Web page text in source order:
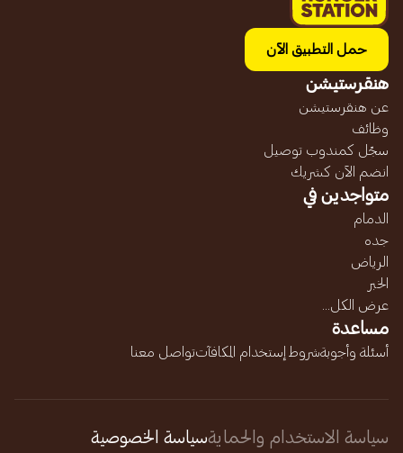
حمل التطبيق الآن
هنقرستيشن
عن هنقرستيشن
وظائف
سجّل كمندوب توصيل
انضم الآن كشريك
متواجدين في
الدمام
جده
الرياض
الخبر
عرض الكل...
مساعدة
أسئلة وأجوبةشروط إستخدام المكافآتتواصل معنا
سياسة الاستخدام والحمايةسياسة الخصوصية